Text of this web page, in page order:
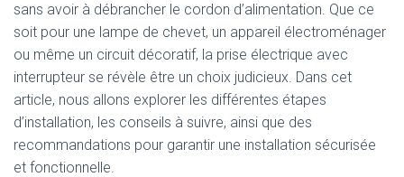
sans avoir à débrancher le cordon d’alimentation. Que ce
soit pour une lampe de chevet, un appareil électroménager
ou même un circuit décoratif, la prise électrique avec
interrupteur se révèle être un choix judicieux. Dans cet
article, nous allons explorer les différentes étapes
d’installation, les conseils à suivre, ainsi que des
recommandations pour garantir une installation sécurisée
et fonctionnelle.